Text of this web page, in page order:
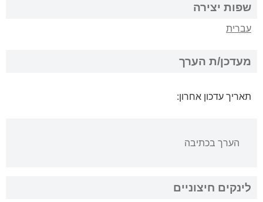
שפות יצירה
עברית
מעדכן/ת הערך
תאריך עדכון אחרון:
הערך בכתיבה
לינקים חיצוניים